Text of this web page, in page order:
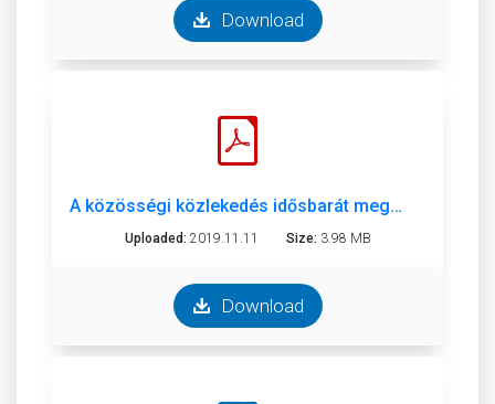
Download
A közösségi közlekedés idősbarát megközelítése
Uploaded: 2019.11.11 Size: 3.98 MB
Download